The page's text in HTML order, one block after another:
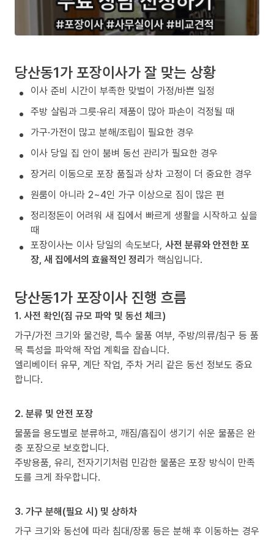
당산동1가 포장이사가 잘 맞는 상황
이사 준비 시간이 부족한 맞벌이 가정/바쁜 일정
주방 살림과 그릇·유리 제품이 많아 파손이 걱정될 때
가구·가전이 많고 분해/조립이 필요한 경우
이사 당일 집 안이 붐벼 동선 관리가 필요한 경우
장거리 이동으로 포장 품질과 상차 고정이 더 중요한 경우
원룸이 아니라 2~4인 가구 이상으로 짐이 많은 편
정리정돈이 어려워 새 집에서 빠르게 생활을 시작하고 싶을
때
포장이사는 이사 당일의 속도보다, 사전 분류와 안전한 포
장, 새 집에서의 효율적인 정리가 핵심입니다.
당산동1가 포장이사 진행 흐름
1. 사전 확인(짐 규모 파악 및 동선 체크)
가구/가전 크기와 물건량, 특수 물품 여부, 주방/의류/침구 등 품
목 특성을 파악해 작업 계획을 잡습니다.
엘리베이터 유무, 계단 작업, 주차 거리 같은 동선 정보도 중요
합니다.
2. 분류 및 안전 포장
물품을 용도별로 분류하고, 깨짐/흠집이 생기기 쉬운 물품은 완
충 포장으로 보호합니다.
주방용품, 유리, 전자기기처럼 민감한 물품은 포장 방식이 만족
도를 크게 좌우합니다.
3. 가구 분해(필요 시) 및 상하차
가구 크기와 동선에 따라 침대/장롱 등은 분해 후 이동하는 경우